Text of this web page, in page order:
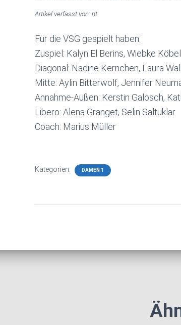
Artikel verfasst von: nt
Für die VSG gespielt haben:
Zuspiel: Kalyn El Berins, Wiebke Köbel
Diagonal: Nadine Kernchen, Laura
Mitte: Aylin Bitterwolf, Jennifer
Annahme-Außen: Kerstin Galosch,
Libero: Alena Granget, Selin Saltuklar
Coach: Marius Müller
Kategorien: DAMEN 1